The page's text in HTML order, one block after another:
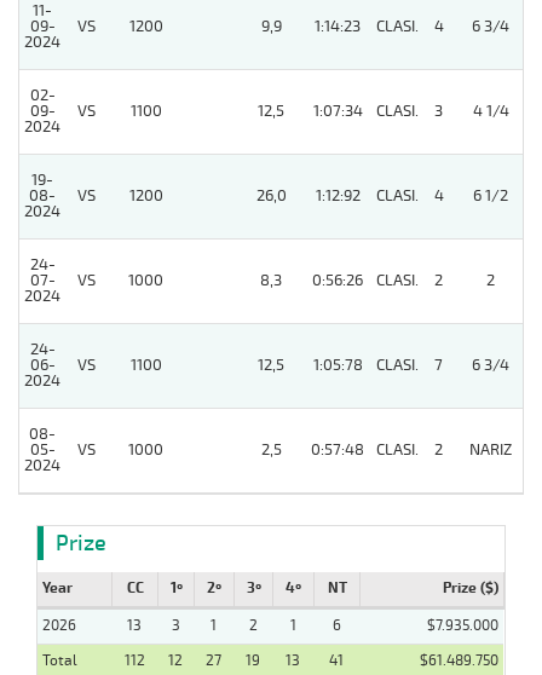
11-
09-
2024
VS 1200 9,9 1:14:23 CLASI. 4 6 3/4
02-
09-
2024
VS 1100 12,5 1:07:34 CLASI. 3 4 1/4
19-
08-
2024
VS 1200 26,0 1:12:92 CLASI. 4 6 1/2
24-
07-
2024
VS 1000 8,3 0:56:26 CLASI. 2 2
24-
06-
2024
VS 1100 12,5 1:05:78 CLASI. 7 6 3/4
08-
05-
2024
VS 1000 2,5 0:57:48 CLASI. 2 NARIZ
Prize
Year CC 1º 2º 3º 4º NT Prize ($)
2026 13 3 1 2 1 6
$7.935.000
Total
112 12 27 19 13 41
$61.489.750